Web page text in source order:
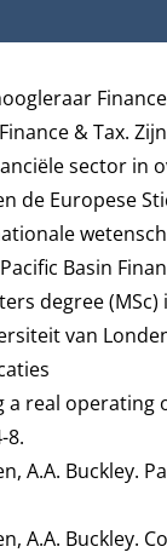
& Tax.
sector in
de Europese
Basin
degree
van
a real
8.
A.A. Buckley.
A.A.